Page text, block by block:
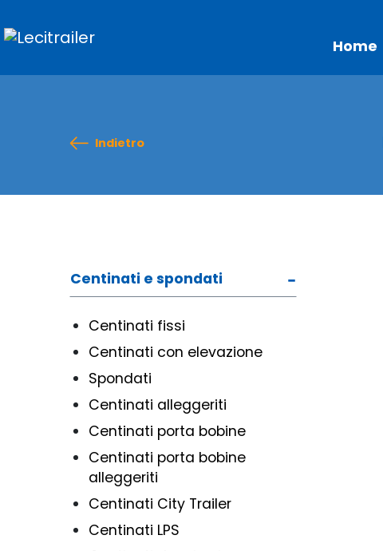
Home
Indietro
Centinati e spondati
Centinati fissi
Centinati con elevazione
Spondati
Centinati alleggeriti
Centinati porta bobine
Centinati porta bobine
alleggeriti
Centinati City Trailer
Centinati LPS